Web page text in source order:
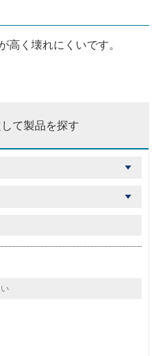
高く壊れにくいです。
て製品を探す